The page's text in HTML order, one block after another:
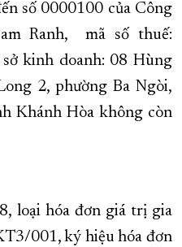
THÀNH PHỐ TRỰC THUỘC
số 0000100 của Công
Ranh, mã số thuế:
kinh doanh: 08 Hùng
2, phường Ba Ngòi,
Khánh Hòa không còn
loại hóa đơn giá trị gia
001, ký hiệu hóa đơn